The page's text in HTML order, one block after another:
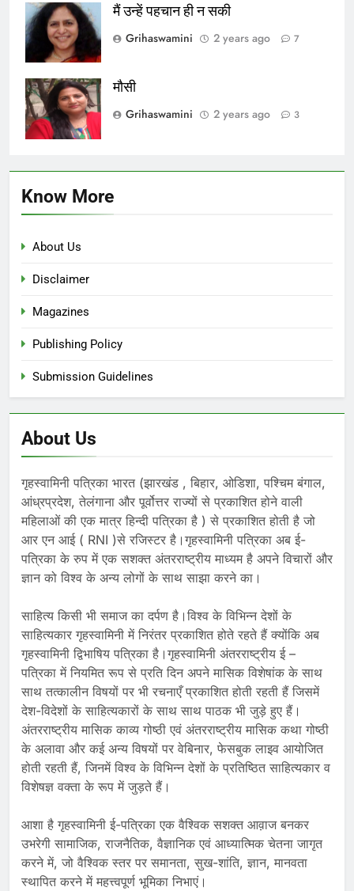
मैं उन्हें पहचान ही न सकी
Grihaswamini
2 years ago 7
मौसी
Grihaswamini
2 years ago 3
Know More
About Us
Disclaimer
Magazines
Publishing Policy
Submission Guidelines
About Us
गृहस्वामिनी पत्रिका भारत (झारखंड , बिहार, ओडिशा, पश्चिम बंगाल,
आंध्रप्रदेश, तेलंगाना और पूर्वोत्तर राज्यों से प्रकाशित होने वाली
महिलाओं की एक मात्र हिन्दी पत्रिका है ) से प्रकाशित होती है जो
आर एन आई ( RNI )से रजिस्टर है।गृहस्वामिनी पत्रिका अब ई-
पत्रिका के रुप में एक सशक्त अंतरराष्ट्रीय माध्यम है अपने विचारों और
ज्ञान को विश्व के अन्य लोगों के साथ साझा करने का।
साहित्य किसी भी समाज का दर्पण है।विश्व के विभिन्न देशों के
साहित्यकार गृहस्वामिनी में निरंतर प्रकाशित होते रहते हैं क्योंकि अब
गृहस्वामिनी द्विभाषिय पत्रिका है।गृहस्वामिनी अंतरराष्ट्रीय ई –
पत्रिका में नियमित रूप से प्रति दिन अपने मासिक विशेषांक के साथ
साथ तत्कालीन विषयों पर भी रचनाएँ प्रकाशित होती रहती हैं जिसमें
देश-विदेशों के साहित्यकारों के साथ साथ पाठक भी जुड़े हुए हैं।
अंतरराष्ट्रीय मासिक काव्य गोष्ठी एवं अंतरराष्ट्रीय मासिक कथा गोष्ठी
के अलावा और कई अन्य विषयों पर वेबिनार, फेसबुक लाइव आयोजित
होती रहती हैं, जिनमें विश्व के विभिन्न देशों के प्रतिष्ठित साहित्यकार व
विशेषज्ञ वक्ता के रूप में जुड़ते हैं।
आशा है गृहस्वामिनी ई-पत्रिका एक वैश्विक सशक्त आव़ाज बनकर
उभरेगी सामाजिक, राजनैतिक, वैज्ञानिक एवं आध्यात्मिक चेतना जागृत
करने में, जो वैश्विक स्तर पर समानता, सुख-शांति, ज्ञान, मानवता
स्थापित करने में महत्त्वपूर्ण भूमिका निभाएं।